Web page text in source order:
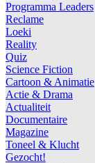
Programma Leaders
Reclame
Loeki
Reality
Quiz
Science Fiction
Cartoon & Animatie
Actie & Drama
Actualiteit
Documentaire
Magazine
Toneel & Klucht
Gezocht!